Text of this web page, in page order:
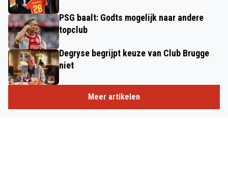
PSG baalt: Godts mogelijk naar andere
topclub
Degryse begrijpt keuze van Club Brugge
niet
Meer artikelen